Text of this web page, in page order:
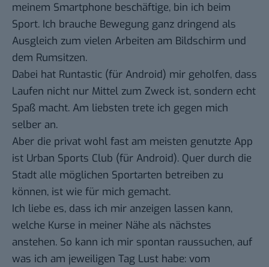
meinem Smartphone beschäftige, bin ich beim
Sport. Ich brauche Bewegung ganz dringend als
Ausgleich zum vielen Arbeiten am Bildschirm und
dem Rumsitzen.
Dabei hat Runtastic (für Android) mir geholfen, dass
Laufen nicht nur Mittel zum Zweck ist, sondern echt
Spaß macht. Am liebsten trete ich gegen mich
selber an.
Aber die privat wohl fast am meisten genutzte App
ist Urban Sports Club (für Android). Quer durch die
Stadt alle möglichen Sportarten betreiben zu
können, ist wie für mich gemacht.
Ich liebe es, dass ich mir anzeigen lassen kann,
welche Kurse in meiner Nähe als nächstes
anstehen. So kann ich mir spontan raussuchen, auf
was ich am jeweiligen Tag Lust habe: vom